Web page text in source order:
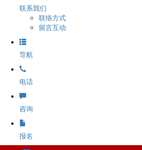
联系我们
联络方式
留言互动
导航
电话
咨询
报名